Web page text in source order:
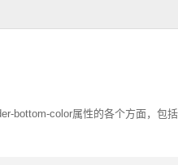
bottom-color属性的各个方面，包